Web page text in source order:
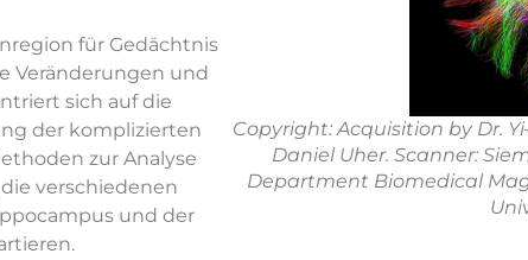
für Gedächtnis
Veränderungen und
sich auf die
der komplizierten
zur Analyse
verschiedenen
und der
Copyright: Acquisition by Dr.
Daniel Uher. Scanner:
Department Biomedical